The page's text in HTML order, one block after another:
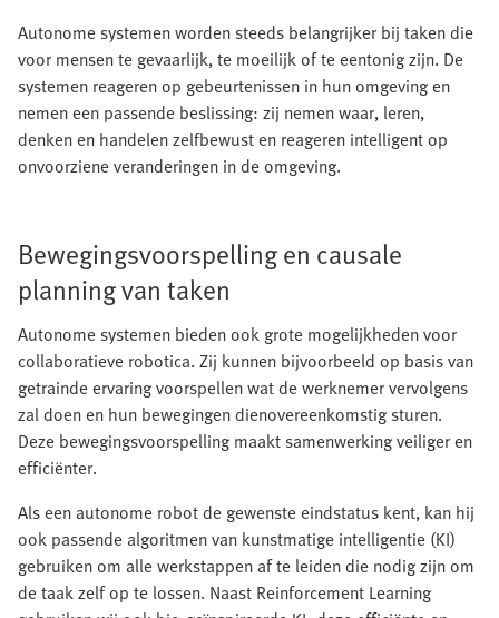
Autonome systemen worden steeds belangrijker bij taken die
voor mensen te gevaarlijk, te moeilijk of te eentonig zijn. De
systemen reageren op gebeurtenissen in hun omgeving en
nemen een passende beslissing: zij nemen waar, leren,
denken en handelen zelfbewust en reageren intelligent op
onvoorziene veranderingen in de omgeving.
Bewegingsvoorspelling en causale
planning van taken
Autonome systemen bieden ook grote mogelijkheden voor
collaboratieve robotica. Zij kunnen bijvoorbeeld op basis van
getrainde ervaring voorspellen wat de werknemer vervolgens
zal doen en hun bewegingen dienovereenkomstig sturen.
Deze bewegingsvoorspelling maakt samenwerking veiliger en
efficiënter.
Als een autonome robot de gewenste eindstatus kent, kan hij
ook passende algoritmen van kunstmatige intelligentie (KI)
gebruiken om alle werkstappen af te leiden die nodig zijn om
de taak zelf op te lossen. Naast Reinforcement Learning